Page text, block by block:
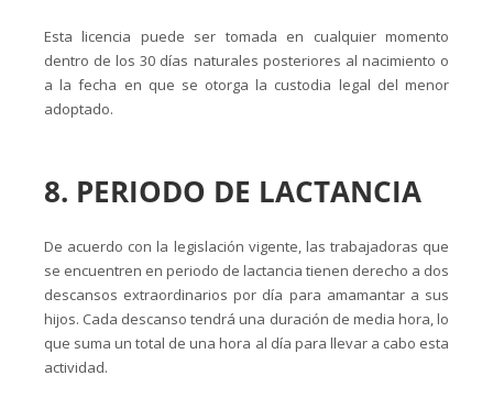
Esta licencia puede ser tomada en cualquier momento
dentro de los 30 días naturales posteriores al nacimiento o
a la fecha en que se otorga la custodia legal del menor
adoptado.
8. PERIODO DE LACTANCIA
De acuerdo con la legislación vigente, las trabajadoras que
se encuentren en periodo de lactancia tienen derecho a dos
descansos extraordinarios por día para amamantar a sus
hijos. Cada descanso tendrá una duración de media hora, lo
que suma un total de una hora al día para llevar a cabo esta
actividad.